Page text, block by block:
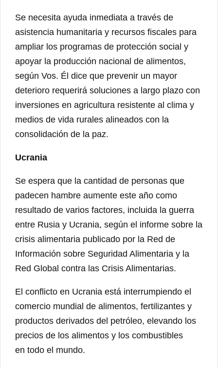
Se necesita ayuda inmediata a través de
asistencia humanitaria y recursos fiscales para
ampliar los programas de protección social y
apoyar la producción nacional de alimentos,
según Vos. Él dice que prevenir un mayor
deterioro requerirá soluciones a largo plazo con
inversiones en agricultura resistente al clima y
medios de vida rurales alineados con la
consolidación de la paz.
Ucrania
Se espera que la cantidad de personas que
padecen hambre aumente este año como
resultado de varios factores, incluida la guerra
entre Rusia y Ucrania, según el informe sobre la
crisis alimentaria publicado por la Red de
Información sobre Seguridad Alimentaria y la
Red Global contra las Crisis Alimentarias.
El conflicto en Ucrania está interrumpiendo el
comercio mundial de alimentos, fertilizantes y
productos derivados del petróleo, elevando los
precios de los alimentos y los combustibles
en todo el mundo.